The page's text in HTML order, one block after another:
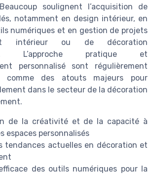
soulignent l’acquisition de
notamment en design intérieur, en
numériques et en gestion de projets
intérieur ou de décoration
L’approche pratique et
personnalisé sont régulièrement
des atouts majeurs pour
dans le secteur de la décoration
de la créativité et de la capacité à
espaces personnalisés
tendances actuelles en décoration et
des outils numériques pour la